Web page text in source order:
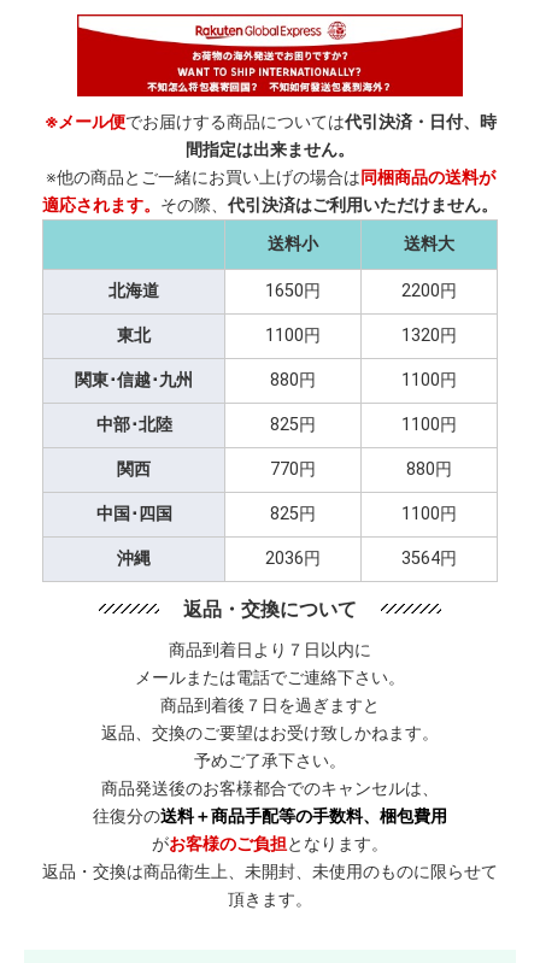
※メール便でお届けする商品については代引決済・日付、時
間指定は出来ません。
※他の商品とご一緒にお買い上げの場合は同梱商品の送料が
適応されます。 その際、 代引決済はご利用いただけません。
送料小
送料大
北海道 1650円 2200円
東北 1100円 1320円
関東･信越･九州 880円 1100円
中部･北陸 825円 1100円
関西 770円 880円
中国･四国 825円 1100円
沖縄 2036円 3564円
返品・交換について
商品到着日より７日以内に
メールまたは電話でご連絡下さい。
商品到着後７日を過ぎますと
返品、交換のご要望はお受け致しかねます。
予めご了承下さい。
商品発送後のお客様都合でのキャンセルは、
往復分の送料＋商品手配等の手数料、梱包費用
がお客様のご負担となります。
返品・交換は商品衛生上、未開封、未使用のものに限らせて
頂きます。